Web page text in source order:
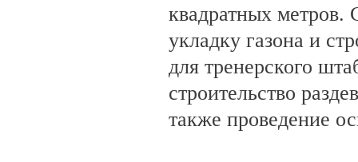
квадратных метров.
укладку газона и
для тренерского
строительство
также проведение